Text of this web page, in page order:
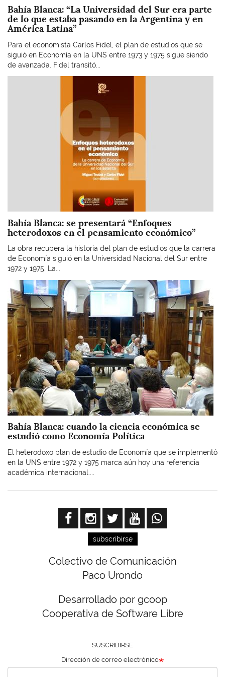
Bahía Blanca: “La Universidad del Sur era parte
de lo que estaba pasando en la Argentina y en
América Latina”
Para el economista Carlos Fidel, el plan de estudios que se
siguió en Economía en la UNS entre 1973 y 1975 sigue siendo
de avanzada. Fidel transitó...
Bahía Blanca: se presentará “Enfoques
heterodoxos en el pensamiento económico”
La obra recupera la historia del plan de estudios que la carrera
de Economía siguió en la Universidad Nacional del Sur entre
1972 y 1975. La...
Imagen
Bahía Blanca: cuando la ciencia económica se
estudió como Economía Política
El heterodoxo plan de estudio de Economía que se implementó
en la UNS entre 1972 y 1975 marca aún hoy una referencia
académica internacional....
subscribirse
Colectivo de Comunicación
Paco Urondo
Desarrollado por gcoop
Cooperativa de Software Libre
SUSCRIBIRSE
Dirección de correo electrónico